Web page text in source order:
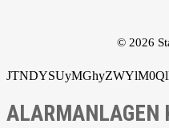
© 2026
ALARMANLAGEN